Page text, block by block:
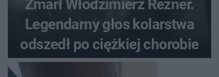
Zmarł Włodzimierz Rezner.
Legendarny głos kolarstwa
odszedł po ciężkiej chorobie